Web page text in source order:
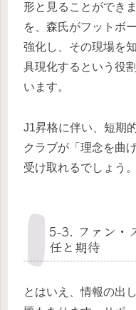
形と見ることができ
を、森氏がフットボ
強化し、その現場を
具現化するという役
います。
J1昇格に伴い、短期
クラブが「理念を曲
受け取れるでしょう。
5-3. ファン・
任と期待
とはいえ、情報の出